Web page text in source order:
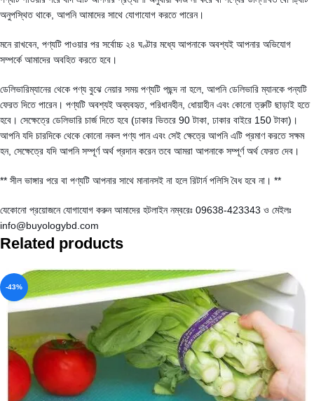
অনুপস্থিত থাকে, আপনি আমাদের সাথে যোগাযোগ করতে পারেন।
মনে রাখবেন, পণ্যটি পাওয়ার পর সর্বোচ্চ ২৪ ঘণ্টার মধ্যে আপনাকে অবশ্যই আপনার অভিযোগ
সম্পর্কে আমাদের অবহিত করতে হবে।
ডেলিভারিম্যানের থেকে পণ্য বুঝে নেয়ার সময় পণ্যটি পছন্দ না হলে, আপনি ডেলিভারি ম্যানকে পন্যটি
ফেরত দিতে পারেন। পণ্যটি অবশ্যই অব্যবহৃত, পরিধানহীন, ধোয়াহীন এবং কোনো ত্রুটি ছাড়াই হতে
হবে। সেক্ষেত্রে ডেলিভারি চার্জ দিতে হবে (ঢাকার ভিতরে 90 টাকা, ঢাকার বাইরে 150 টাকা)।
আপনি যদি চারদিকে থেকে কোনো নকল পণ্য পান এবং সেই ক্ষেত্রে আপনি এটি প্রমাণ করতে সক্ষম
হন, সেক্ষেত্রে যদি আপনি সম্পূর্ণ অর্থ প্রদান করেন তবে আমরা আপনাকে সম্পূর্ণ অর্থ ফেরত দেব।
** সীল ভাঙ্গার পরে বা পণ্যটি আপনার সাথে মানানসই না হলে রিটার্ন পলিসি বৈধ হবে না। **
যেকোনো প্রয়োজনে যোগাযোগ করুন আমাদের হটলাইন নম্বরেঃ 09638-423343 ও মেইলঃ
info@buyologybd.com
Related products
-43%